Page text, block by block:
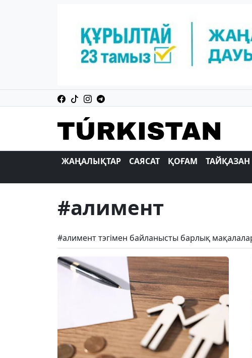
ЖАҢАЛЫҚТАР САЯСАТ ҚОҒАМ ТАЙҚАЗАН
#алимент
#алимент тэгімен байланысты барлық